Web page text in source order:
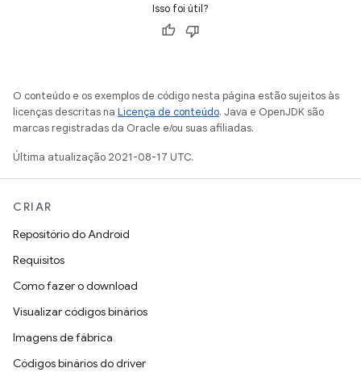
Isso foi útil?
O conteúdo e os exemplos de código nesta página estão sujeitos às
licenças descritas na Licença de conteúdo. Java e OpenJDK são
marcas registradas da Oracle e/ou suas afiliadas.
Última atualização 2021-08-17 UTC.
CRIAR
Repositório do Android
Requisitos
Como fazer o download
Visualizar códigos binários
Imagens de fábrica
Códigos binários do driver